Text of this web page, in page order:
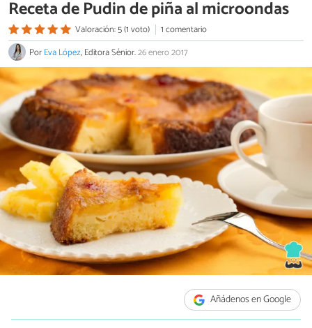
Receta de Pudin de piña al microondas
Valoración: 5 (1 voto)
1 comentario
PorEva López, Editora Sénior.26 enero 2017
Añádenos en Google